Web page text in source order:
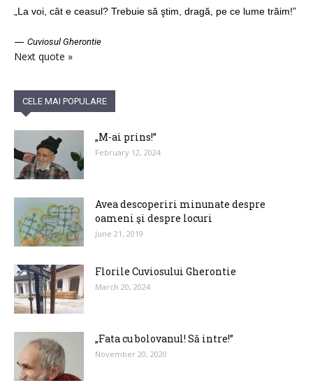
„La voi, cât e ceasul? Trebuie să ştim, dragă, pe ce lume trăim!”
— Cuviosul Gherontie
Next quote »
CELE MAI POPULARE
„M-ai prins!”
February 12, 2024
Avea descoperiri minunate despre
oameni şi despre locuri
June 21, 2019
Florile Cuviosului Gherontie
March 20, 2024
„Fata cu bolovanul! Să intre!”
November 20, 2020